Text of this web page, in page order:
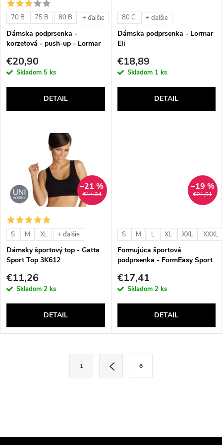
e
p
r
d
t
o
v
s
p
r
o
d
t
o
v
70 B 75 B 80 B + ďalšie
Dámska podprsenka -
korzetová - push-up - Lormar
€20,90
Skladom 5 ks
DETAIL
80 C + ďalšie
Dámska podprsenka - Lormar
Eli
€18,89
Skladom 1 ks
DETAIL
€14,34
–21 %
S M XL + ďalšie
Dámsky športový top - Gatta
Sport Top 3K612
€11,26
Skladom 2 ks
DETAIL
€21,51
–19 %
S M L XL XXL XXXL
Formujúca športová
podprsenka - FormEasy Sport
€17,41
Skladom 2 ks
DETAIL
1 6